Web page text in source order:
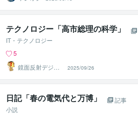
テクノロジー「高市総理の科学」
IT・テクノロジー
5
鏡面反射デジタ
ルアート製作所
（鈴木穣）
2025/09/26
日記「春の電気代と万博」
記事
小説